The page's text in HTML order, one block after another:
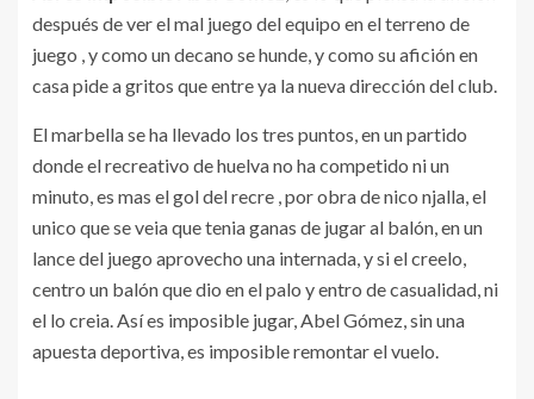
después de ver el mal juego del equipo en el terreno de
juego , y como un decano se hunde, y como su afición en
casa pide a gritos que entre ya la nueva dirección del club.
El marbella se ha llevado los tres puntos, en un partido
donde el recreativo de huelva no ha competido ni un
minuto, es mas el gol del recre , por obra de nico njalla, el
unico que se veia que tenia ganas de jugar al balón, en un
lance del juego aprovecho una internada, y si el creelo,
centro un balón que dio en el palo y entro de casualidad, ni
el lo creia. Así es imposible jugar, Abel Gómez, sin una
apuesta deportiva, es imposible remontar el vuelo.